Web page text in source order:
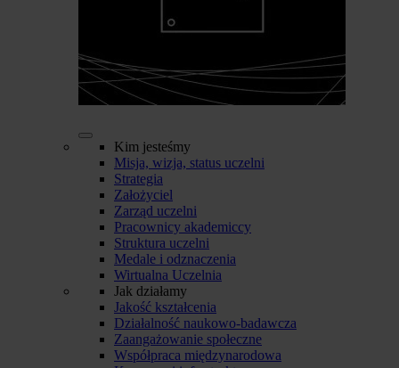
Kim jesteśmy
Misja, wizja, status uczelni
Strategia
Założyciel
Zarząd uczelni
Pracownicy akademiccy
Struktura uczelni
Medale i odznaczenia
Wirtualna Uczelnia
Jak działamy
Jakość kształcenia
Działalność naukowo-badawcza
Zaangażowanie społeczne
Współpraca międzynarodowa